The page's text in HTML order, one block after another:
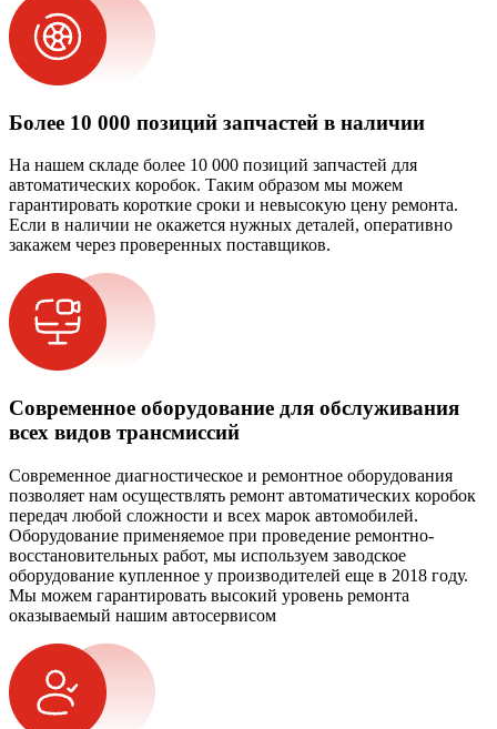
Более 10 000 позиций запчастей в наличии
На нашем складе более 10 000 позиций запчастей для
автоматических коробок. Таким образом мы можем
гарантировать короткие сроки и невысокую цену ремонта.
Если в наличии не окажется нужных деталей, оперативно
закажем через проверенных поставщиков.
Современное оборудование для обслуживания
всех видов трансмиссий
Современное диагностическое и ремонтное оборудования
позволяет нам осуществлять ремонт автоматических коробок
передач любой сложности и всех марок автомобилей.
Оборудование применяемое при проведение ремонтно-
восстановительных работ, мы используем заводское
оборудование купленное у производителей еще в 2018 году.
Мы можем гарантировать высокий уровень ремонта
оказываемый нашим автосервисом